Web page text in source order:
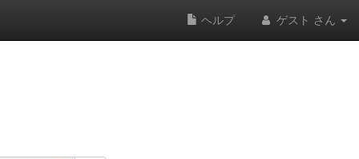
ヘルプ ゲスト さん